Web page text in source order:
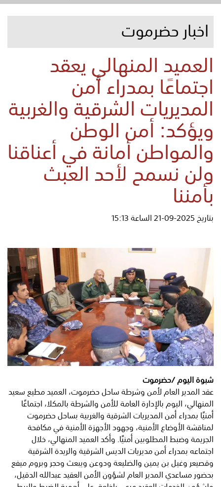
اخبار حضرموت
العميد المنهالي يعقد
اجتماعًا بمدراء أمن
المديريات الشرقية والغربية
ويؤكد: أمن الوطن
والمواطن أمانة في أعناقنا
ولن نسمح لأحد العبث
بأمننا
بتاريخ 2025-09-21 الساعة 15:13
شبوة اليوم /حضرموت
عقد المدير العام لأمن وشرطة ساحل حضرموت، العميد مطيع سعيد
المنهالي، اليوم بالإدارة العامة للأمن والشرطة بالمكلا، اجتماعًا
أمنيًا بمدراء أمن المديريات الشرقية والغربية بساحل حضرموت
لمناقشة الأوضاع الأمنية، وجهود الأجهزة الأمنية في مكافحة
الجريمة وضبط المطلوبين أمنيًا. وأكد العميد المنهالي، خلال
اجتماعه بمدراء أمن مديريات الديس الشرقية والريدة الشرقية
وقصيعر وغيل بن يمين والضليعة ودوعن ويبعث وحجر وبروم ميفع
بحضور مساعدي المدير العام لشؤون الأمن العقيد عبدالله الدقيل،